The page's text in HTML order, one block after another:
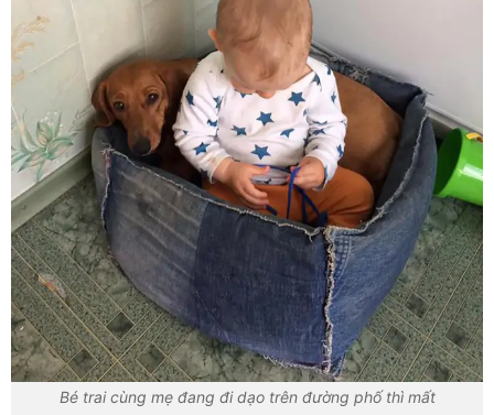
Bé trai cùng mẹ đang đi dạo trên đường phố thì mất